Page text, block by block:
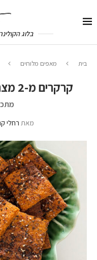
בלוג
בית מאפים מלוחים
קרקרים מ-2 מצרכים – קוואקר ועגבניות!
מאת רחלי